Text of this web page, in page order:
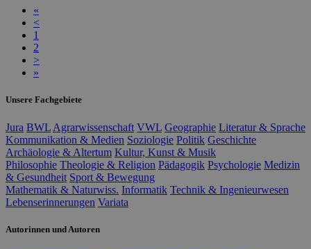
«
<
1
2
>
»
Unsere Fachgebiete
Jura BWL Agrarwissenschaft VWL Geographie Literatur & Sprache
Kommunikation & Medien Soziologie Politik Geschichte
Archäologie & Altertum Kultur, Kunst & Musik
Philosophie Theologie & Religion Pädagogik Psychologie Medizin
& Gesundheit Sport & Bewegung
Mathematik & Naturwiss. Informatik Technik & Ingenieurwesen
Lebenserinnerungen Variata
Autorinnen und Autoren